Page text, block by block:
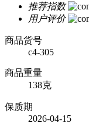
推荐指数
用户评价
商品货号
c4-305
商品重量
138克
保质期
2026-04-15